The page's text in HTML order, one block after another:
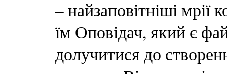
– найзаповітніші
їм Оповідач, який є
долучитися до